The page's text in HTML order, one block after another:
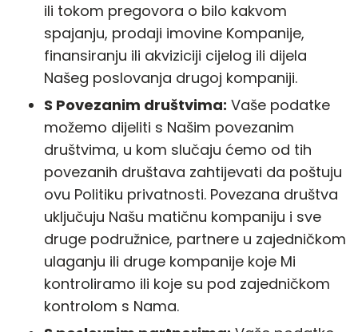
ili tokom pregovora o bilo kakvom
spajanju, prodaji imovine Kompanije,
finansiranju ili akviziciji cijelog ili dijela
Našeg poslovanja drugoj kompaniji.
S Povezanim društvima: Vaše podatke
možemo dijeliti s Našim povezanim
društvima, u kom slučaju ćemo od tih
povezanih društava zahtijevati da poštuju
ovu Politiku privatnosti. Povezana društva
uključuju Našu matičnu kompaniju i sve
druge podružnice, partnere u zajedničkom
ulaganju ili druge kompanije koje Mi
kontroliramo ili koje su pod zajedničkom
kontrolom s Nama.